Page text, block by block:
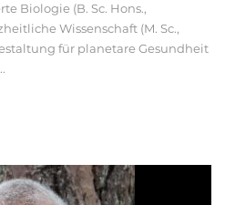
Biologie (B. Sc. Hons.,
Wissenschaft (M. Sc.,
für planetare Gesundheit